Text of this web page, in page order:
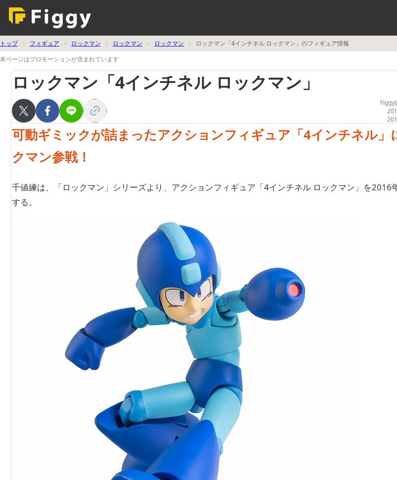
トップ フィギュア ロックマン ロックマン ロックマン
ロックマン「4インチネル ロックマン」のフィギュア情報
本ページはプロモーションが含まれています
ロックマン「4インチネル ロックマン」
Figgy
可動ギミックが詰まったアクションフィギュア「4インチネル」
クマン参戦！
千値練は、「ロックマン」シリーズより、アクションフィギュア「4インチネル ロックマン」を2016
する。